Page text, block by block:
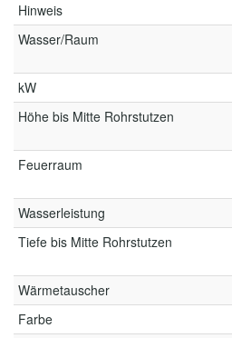
Hinweis
Wasser/Raum
kW
Höhe bis Mitte Rohrstutzen
Feuerraum
Wasserleistung
Tiefe bis Mitte Rohrstutzen
Wärmetauscher
Farbe